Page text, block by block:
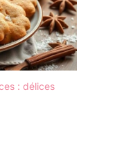
: délices